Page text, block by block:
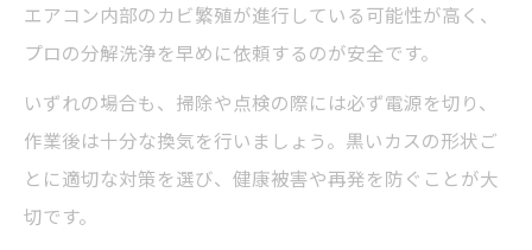
エアコン内部のカビ繁殖が進行している可能性が高く、
プロの分解洗浄を早めに依頼するのが安全です。
いずれの場合も、掃除や点検の際には必ず電源を切り、
作業後は十分な換気を行いましょう。黒いカスの形状ご
とに適切な対策を選び、健康被害や再発を防ぐことが大
切です。